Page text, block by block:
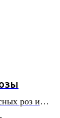
роз и